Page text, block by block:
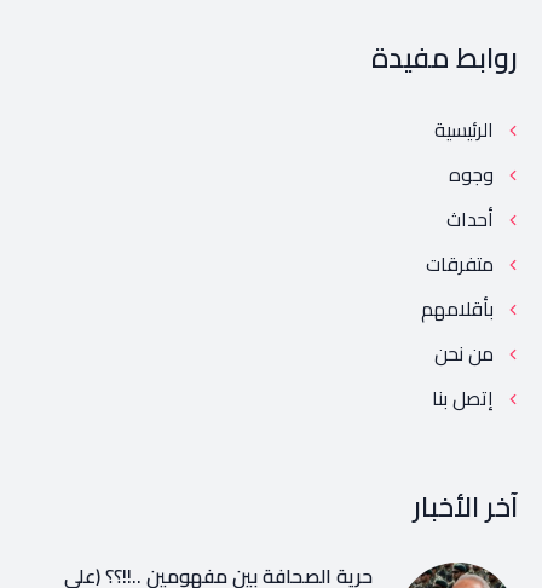
روابط مفيدة
الرئيسية
وجوه
أحداث
متفرقات
بأقلامهم
من نحن
إتصل بنا
آخر الأخبار
حرية الصحافة بين مفهومين ..!!؟؟ (علي